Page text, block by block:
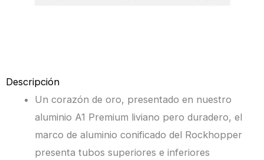
Descripción
Un corazón de oro, presentado en nuestro
aluminio A1 Premium liviano pero duradero, el
marco de aluminio conificado del Rockhopper
presenta tubos superiores e inferiores